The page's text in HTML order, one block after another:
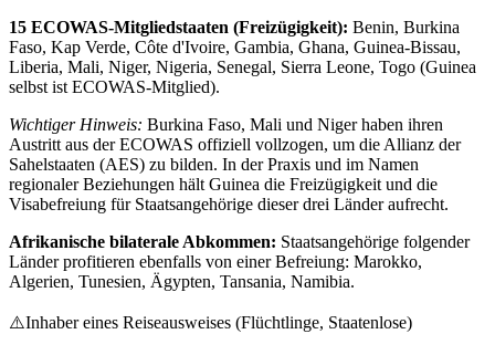
15 ECOWAS-Mitgliedstaaten (Freizügigkeit): Benin, Burkina
Faso, Kap Verde, Côte d'Ivoire, Gambia, Ghana, Guinea-Bissau,
Liberia, Mali, Niger, Nigeria, Senegal, Sierra Leone, Togo (Guinea
selbst ist ECOWAS-Mitglied).
Wichtiger Hinweis: Burkina Faso, Mali und Niger haben ihren
Austritt aus der ECOWAS offiziell vollzogen, um die Allianz der
Sahelstaaten (AES) zu bilden. In der Praxis und im Namen
regionaler Beziehungen hält Guinea die Freizügigkeit und die
Visabefreiung für Staatsangehörige dieser drei Länder aufrecht.
Afrikanische bilaterale Abkommen: Staatsangehörige folgender
Länder profitieren ebenfalls von einer Befreiung: Marokko,
Algerien, Tunesien, Ägypten, Tansania, Namibia.
⚠️Inhaber eines Reiseausweises (Flüchtlinge, Staatenlose)